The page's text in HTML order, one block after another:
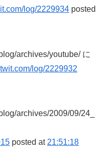
log/2229934 posted
archives/youtube/ に
log/2229932
archives/2009/09/24_
posted at 21:51:18